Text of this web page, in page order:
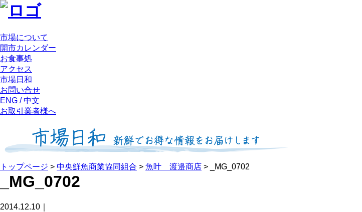
市場について
開市カレンダー
お食事処
アクセス
市場日和
お問い合せ
ENG / 中文
お取引業者様へ
トップページ > 中央鮮魚商業協同組合 > 魚叶 渡邉商店 > _MG_0702
_MG_0702
2014.12.10｜